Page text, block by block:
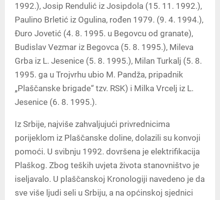
1992.), Josip Rendulić iz Josipdola (15. 11. 1992.),
Paulino Brletić iz Ogulina, rođen 1979. (9. 4. 1994.),
Đuro Jovetić (4. 8. 1995. u Begovcu od granate),
Budislav Vezmar iz Begovca (5. 8. 1995.), Mileva
Grba iz L. Jesenice (5. 8. 1995.), Milan Turkalj (5. 8.
1995. ga u Trojvrhu ubio M. Pandža, pripadnik
„Plaščanske brigade“ tzv. RSK) i Milka Vrcelj iz L.
Jesenice (6. 8. 1995.).
Iz Srbije, najviše zahvaljujući privrednicima
porijeklom iz Plaščanske doline, dolazili su konvoji
pomoći. U svibnju 1992. dovršena je elektrifikacija
Plaškog. Zbog teških uvjeta života stanovništvo je
iseljavalo. U plaščanskoj Kronologiji navedeno je da
sve više ljudi seli u Srbiju, a na općinskoj sjednici